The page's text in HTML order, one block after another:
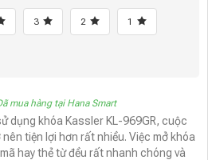
3 2 1
mua hàng tại Hana Smart
dụng khóa Kassler KL-969GR, cuộc
tiện lợi hơn rất nhiều. Việc mở khóa
hay thẻ từ đều rất nhanh chóng và